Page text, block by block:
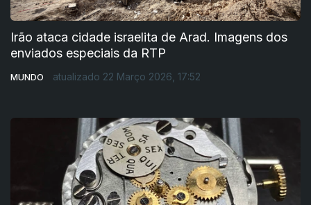
Irão ataca cidade israelita de Arad. Imagens dos
enviados especiais da RTP
MUNDO atualizado 22 Março 2026, 17:52